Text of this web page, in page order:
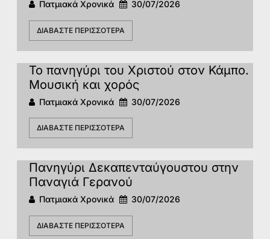
Πατμιακά Χρονικά 30/07/2026
ΔΙΑΒΆΣΤΕ ΠΕΡΙΣΣΌΤΕΡΑ
Το πανηγύρι του Χριστού στον Κάμπο.
Μουσική και χορός
Πατμιακά Χρονικά 30/07/2026
ΔΙΑΒΆΣΤΕ ΠΕΡΙΣΣΌΤΕΡΑ
Πανηγύρι Δεκαπενταύγουστου στην
Παναγιά Γερανού
Πατμιακά Χρονικά 30/07/2026
ΔΙΑΒΆΣΤΕ ΠΕΡΙΣΣΌΤΕΡΑ